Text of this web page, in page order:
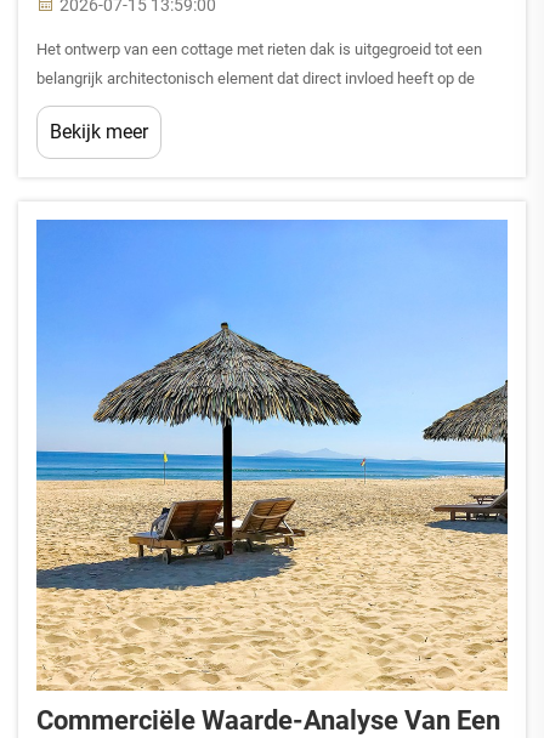
2026-07-15 13:59:00
Het ontwerp van een cottage met rieten dak is uitgegroeid tot een
belangrijk architectonisch element dat direct invloed heeft op de
waarde van commercieel vastgoed, de aantrekkelijkheid voor
huurders en de rendementen voor investeerders. Deze traditionele
Bekijk meer
Commerciële Waarde-Analyse Van Een